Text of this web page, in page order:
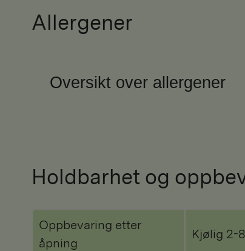
Allergener
Oversikt over allergener
Holdbarhet og
Oppbevaring etter
åpning
Kjølig 2-